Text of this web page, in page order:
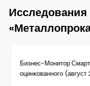
Исследования
Бизнес-Монитор
оцинкованного